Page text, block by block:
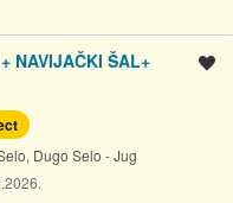
NAVIJAČKI ŠAL+
Dugo Selo - Jug